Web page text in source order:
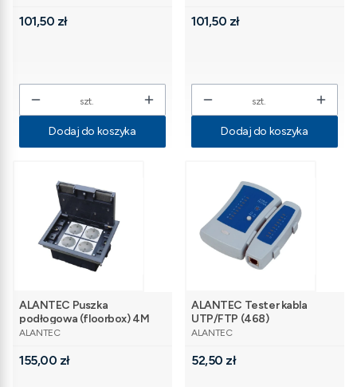
Cena
101,50 zł
szt.
Dodaj do koszyka
Cena
101,50 zł
szt.
Dodaj do koszyka
ALANTEC Puszka
podłogowa (floorbox) 4M
(45x45) regulowana
technicznej (wylewka
PRODUCENT
ALANTEC
Cena
155,00 zł
ALANTEC Tester kabla
UTP/FTP (468)
PRODUCENT
ALANTEC
Cena
52,50 zł